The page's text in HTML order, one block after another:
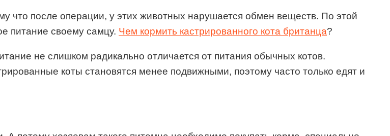
что после операции, у этих животных нарушается обмен веществ. По этой
питание своему самцу. Чем кормить кастрированного кота британца?
не слишком радикально отличается от питания обычных котов.
коты становятся менее подвижными, поэтому часто только едят и